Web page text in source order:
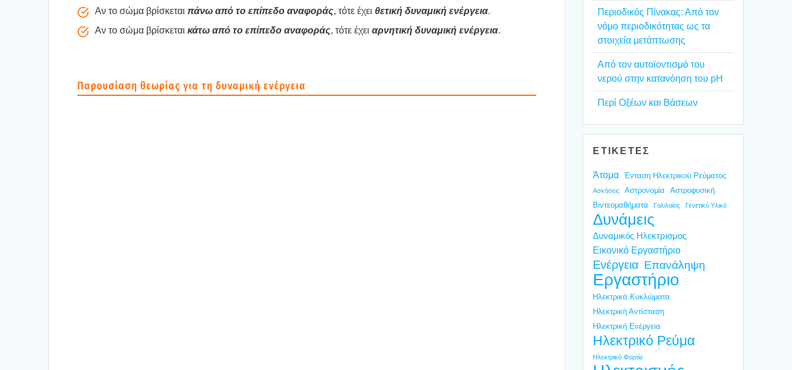
Αν το σώμα βρί­σκε­ται πάνω από το επί­πε­δο ανα­φο­ράς, τότε έχειθετι­κή δυνα­μι­κή ενέρ­γεια.
Αν το σώμα βρί­σκε­ταικάτω από το επί­πε­δο ανα­φο­ράς, τότε έχειαρνη­τι­κή δυνα­μι­κή ενέρ­γεια.
Παρου­σί­α­ση θεω­ρί­ας για τη δυνα­μι­κή ενέρ­γεια
Περιο­δι­κός Πίνα­κας: Από τον
νόμο περιο­δι­κό­τη­τας ως τα
στοι­χεία μετά­πτω­σης
Από τον αυτοϊ­ο­ντι­σμό του
νερού στην κατα­νό­η­ση του pH
Περί Οξέ­ων και Βάσε­ων
ΕΤΙΚΕΤΕΣ
Άτομα Ένταση Ηλεκτρικού Ρεύματος
Ασκήσεις Αστρονομία
Αστροφυσική
Βιντεομαθήματα
Γαλιλαίος Γενετικό Υλικό
Δυνάμεις
Δυναμικός Ηλεκτρισμος
Εικονικό Εργαστήριο
Ενέργεια Επανάληψη
Εργαστήριο
Ηλεκτρικά Κυκλώματα
Ηλεκτρική Αντίσταση
Ηλεκτρική Ενέργεια
Ηλεκτρικό Ρεύμα
Ηλεκτρικό Φορτίο